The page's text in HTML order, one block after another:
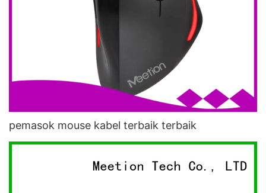
pemasok mouse kabel terbaik terbaik